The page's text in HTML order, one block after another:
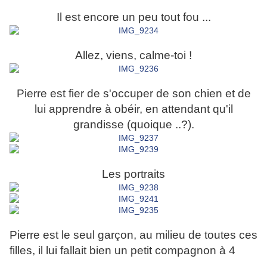
Il est encore un peu tout fou ...
Allez, viens, calme-toi !
Pierre est fier de s'occuper de son chien et de
lui apprendre à obéir, en attendant qu'il
grandisse (quoique ..?).
Les portraits
Pierre est le seul garçon, au milieu de toutes ces
filles, il lui fallait bien un petit compagnon à 4